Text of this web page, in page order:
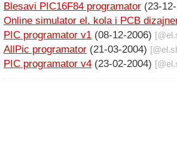
Blesavi PIC16F84 programator (23-
Online simulator el. kola i PCB
PIC programator v1 (08-12-2006) [@
AllPic programator (21-03-2004) [@
PIC programator v4 (23-02-2004) [@